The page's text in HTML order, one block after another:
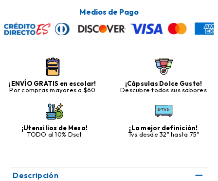
Medios de Pago
¡ENVÍO GRATIS en escolar!
Por compras mayores a $60
¡Cápsulas Dolce Gusto!
Descubre todos sus sabores
¡Utensilios de Mesa!
TODO al 10% Dsct
¡La mejor definición!
Tvs desde 32" hasta 75"
Descripción